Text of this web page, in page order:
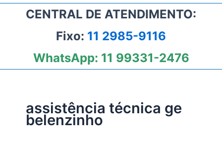
CENTRAL DE ATENDIMENTO:
Fixo: 11 2985-9116
WhatsApp: 11 99331-2476
assistência técnica ge
belenzinho